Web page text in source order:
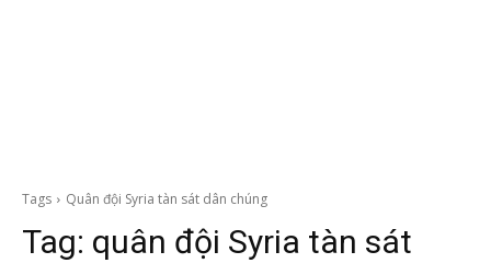
Tags Quân đội Syria tàn sát dân chúng
Tag: quân đội Syria tàn sát